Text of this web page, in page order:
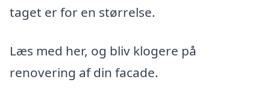
taget er for en størrelse.
Læs med her, og bliv klogere på
renovering af din facade.